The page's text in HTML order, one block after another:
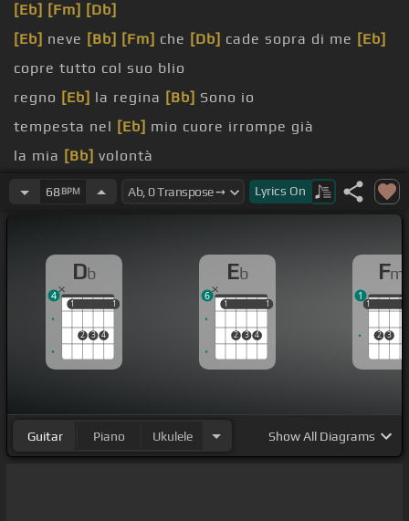
[Eb] [Fm] [Db]
[Eb] neve [Bb] [Fm] che [Db] cade sopra di me [Eb]
copre tutto col suo blio
regno [Eb] la regina [Bb] Sono io
tempesta nel [Eb] mio cuore irrompe già
la mia [Bb] volontà
ogni[Db]
68BPM Lyrics On
Db
1
2 3 4
1
1 1
4
Eb
1
2 3 4
1
1 1
6
Fm
1
2 3
1
1
Guitar Piano Ukulele ShowAll Diagrams